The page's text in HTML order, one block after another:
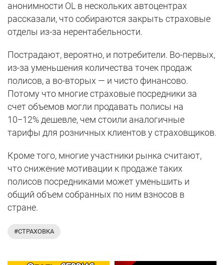
анонимности OL в нескольких автоцентрах
рассказали, что собираются закрыть страховые
отделы из-за нерентабельности.
Пострадают, вероятно, и потребители. Во-первых,
из-за уменьшения количества точек продаж
полисов, а во-вторых — и чисто финансово.
Потому что многие страховые посредники за
счет объемов могли продавать полисы на
10−12% дешевле, чем стоили аналогичные
тарифы для розничных клиентов у страховщиков.
Кроме того, многие участники рынка считают,
что снижение мотивации к продаже таких
полисов посредниками может уменьшить и
общий объем собранных по ним взносов в
стране.
#СТРАХОВКА